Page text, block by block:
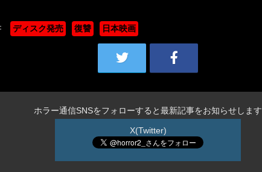
ディスク発売 復讐 日本映画
ホラー通信SNSをフォローすると最新記事をお知らせします
X(Twitter)